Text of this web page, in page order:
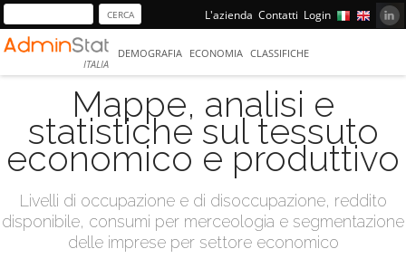
L'azienda Contatti Login
ITALIA
DEMOGRAFIA ECONOMIA CLASSIFICHE
Mappe, analisi e
statistiche sul tessuto
economico e produttivo
Livelli di occupazione e di disoccupazione, reddito
disponibile, consumi per merceologia e segmentazione
delle imprese per settore economico